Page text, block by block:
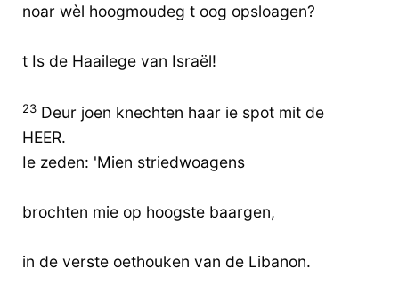
noar wèl hoogmoudeg t oog opsloagen?
t Is de Haailege van Israël!
23 Deur joen knechten haar ie spot mit de
HEER.
Ie zeden: 'Mien striedwoagens
brochten mie op hoogste baargen,
in de verste oethouken van de Libanon.